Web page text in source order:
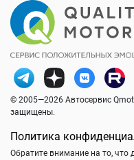
© 2005—2026 Автосервис
защищены.
Политика
Обратите внимание на то, что